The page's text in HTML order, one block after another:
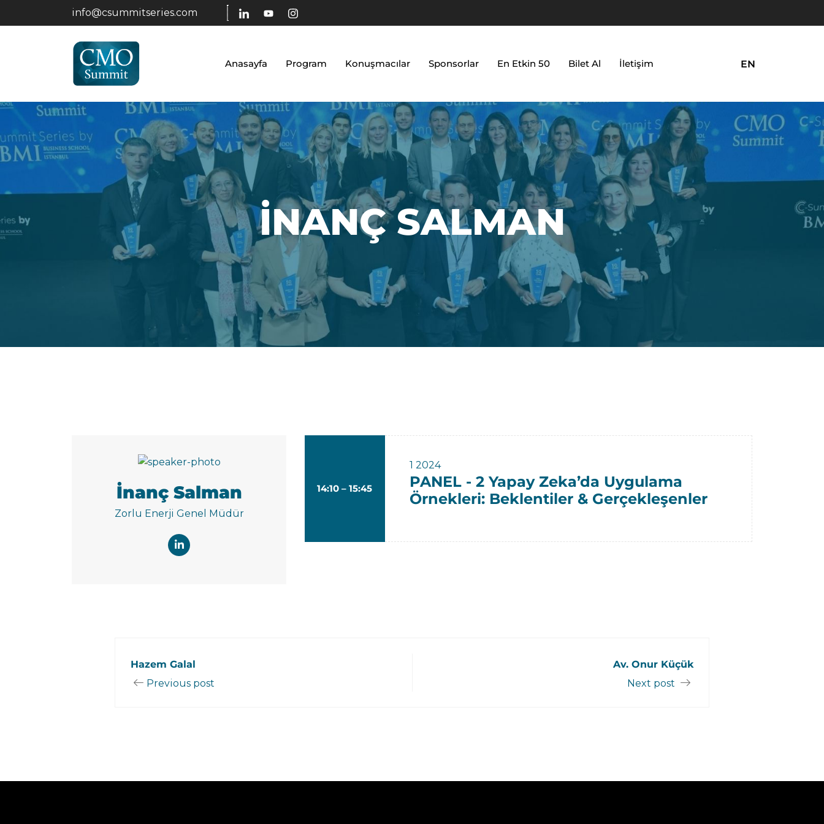
info@csummitseries.com
Anasayfa Program Konuşmacılar Sponsorlar En Etkin 50 Bilet Al İletişim EN
İNANÇ SALMAN
İnanç Salman
Zorlu Enerji Genel Müdür
14:10 – 15:45
12024
PANEL - 2 Yapay Zeka’da Uygulama
Örnekleri: Beklentiler & Gerçekleşenler
Hazem Galal
Previous post
Av. Onur Küçük
Next post